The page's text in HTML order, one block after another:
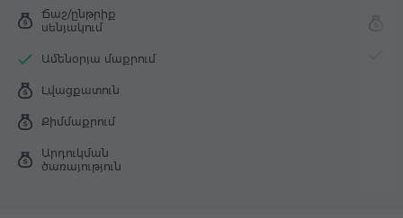
Ճաշ/ընթրիք
սենյակում
Ամենօրյա մաքրում
Լվացքատուն
Քիմմաքրում
Արդուկման
ծառայություն